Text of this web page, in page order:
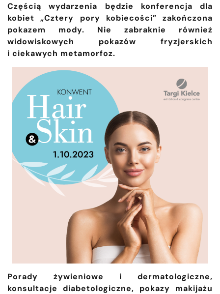
Częścią wydarzenia będzie konferencja dla
kobiet „Cztery pory kobiecości” zakończona
pokazem mody. Nie zabraknie również
widowiskowych pokazów fryzjerskich
i ciekawych metamorfoz.
Porady żywieniowe i dermatologiczne,
konsultacje diabetologiczne, pokazy makijażu